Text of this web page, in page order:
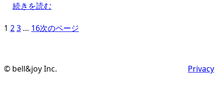
続きを読む
1 23 … 16次のページ
© bell&joy Inc. Privacy